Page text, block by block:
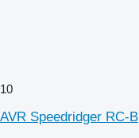
10
AVR Speedridger RC-B